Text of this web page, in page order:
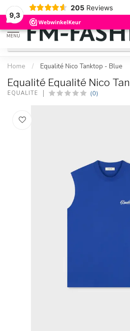
9,3
205 Reviews
Check onzesale artikelenvoor flinke
MENU
Home / Equalité Nico Tanktop - Blue
Equalité Equalité Nico
EQUALITÉ (0)